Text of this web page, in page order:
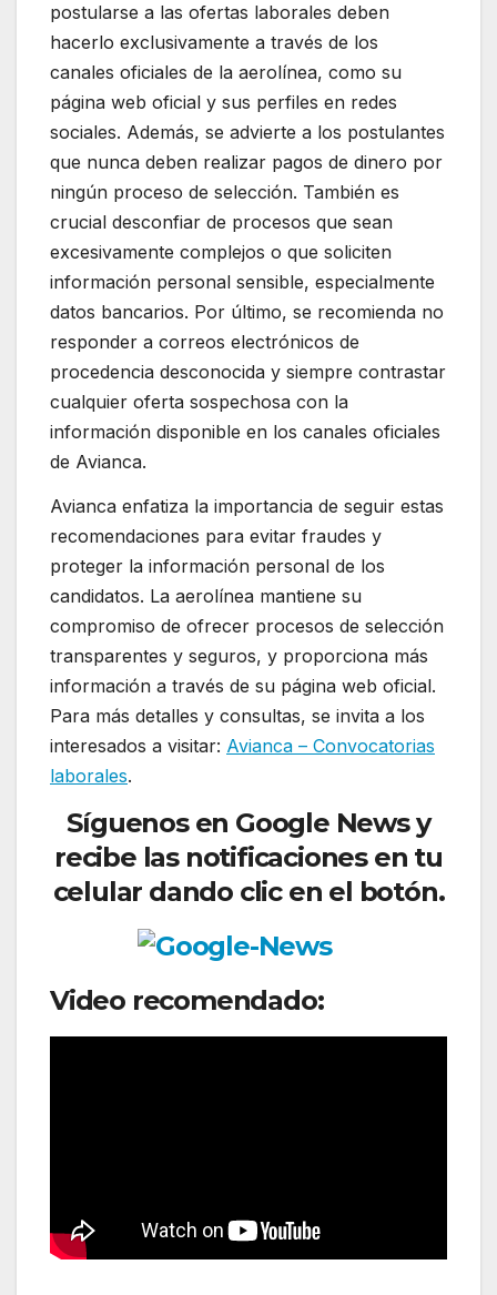
postularse a las ofertas laborales deben
hacerlo exclusivamente a través de los
canales oficiales de la aerolínea, como su
página web oficial y sus perfiles en redes
sociales. Además, se advierte a los postulantes
que nunca deben realizar pagos de dinero por
ningún proceso de selección. También es
crucial desconfiar de procesos que sean
excesivamente complejos o que soliciten
información personal sensible, especialmente
datos bancarios. Por último, se recomienda no
responder a correos electrónicos de
procedencia desconocida y siempre contrastar
cualquier oferta sospechosa con la
información disponible en los canales oficiales
de Avianca.
Avianca enfatiza la importancia de seguir estas
recomendaciones para evitar fraudes y
proteger la información personal de los
candidatos. La aerolínea mantiene su
compromiso de ofrecer procesos de selección
transparentes y seguros, y proporciona más
información a través de su página web oficial.
Para más detalles y consultas, se invita a los
interesados a visitar: Avianca – Convocatorias
laborales.
Síguenos en Google News y
recibe las notificaciones en tu
celular dando clic en el botón.
Video recomendado: